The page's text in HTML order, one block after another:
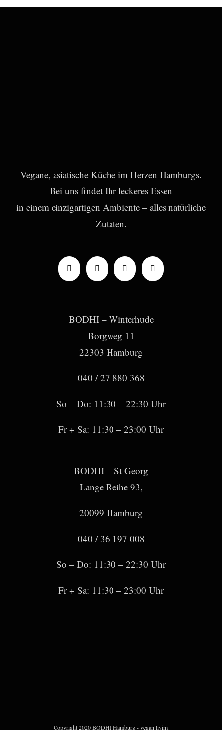
Vegane, asiatische Küche im Herzen Hamburgs.
Bei uns findet Ihr leckeres Essen
in einem einzigartigen Ambiente – alles natürliche
Zutaten.
BODHI – Winterhude
Borgweg 11
22303 Hamburg
040 / 27 880 368
So – Do: 11:30 – 22:30 Uhr
Fr + Sa: 11:30 – 23:00 Uhr
BODHI – St Georg
Lange Reihe 93,
20099 Hamburg
040 / 36 197 008
So – Do: 11:30 – 22:30 Uhr
Fr + Sa: 11:30 – 23:00 Uhr
Copyright 2020 BODHI Hamburg - vegan living